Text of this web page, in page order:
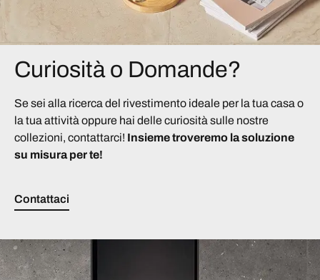
Curiosità o Domande?
Se sei alla ricerca del rivestimento ideale per la tua casa o
la tua attività oppure hai delle curiosità sulle nostre
collezioni, contattarci! Insieme troveremo la soluzione
su misura per te!
Contattaci